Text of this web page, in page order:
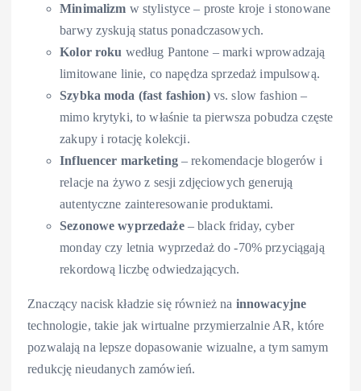
Minimalizm w stylistyce – proste kroje i stonowane
barwy zyskują status ponadczasowych.
Kolor roku według Pantone – marki wprowadzają
limitowane linie, co napędza sprzedaż impulsową.
Szybka moda (fast fashion)vs. slow fashion –
mimo krytyki, to właśnie ta pierwsza pobudza częste
zakupy i rotację kolekcji.
Influencer marketing– rekomendacje blogerów i
relacje na żywo z sesji zdjęciowych generują
autentyczne zainteresowanie produktami.
Sezonowe wyprzedaże– black friday, cyber
monday czy letnia wyprzedaż do -70% przyciągają
rekordową liczbę odwiedzających.
Znaczący nacisk kładzie się również na innowacyjne
technologie, takie jak wirtualne przymierzalnie AR, które
pozwalają na lepsze dopasowanie wizualne, a tym samym
redukcję nieudanych zamówień.